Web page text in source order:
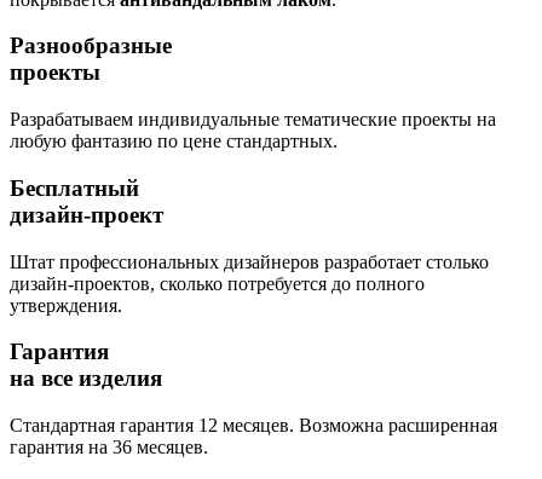
Разнообразные
проекты
Разрабатываем индивидуальные тематические проекты на
любую фантазию по цене стандартных.
Бесплатный
дизайн-проект
Штат профессиональных дизайнеров разработает столько
дизайн-проектов, сколько потребуется до полного
утверждения.
Гарантия
на все изделия
Стандартная гарантия 12 месяцев. Возможна расширенная
гарантия на 36 месяцев.